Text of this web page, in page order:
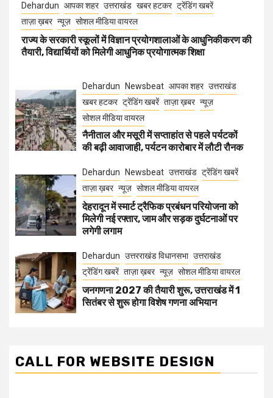
Dehardun आपका शहर उत्तराखंड खबर हटकर ट्रेंडिंग खबरें
ताज़ा ख़बर न्यूज़ सोशल मीडिया वायरल
राज्य के सरकारी स्कूलों में विज्ञान प्रयोगशालाओं के आधुनिकीकरण की
तैयारी, विद्यार्थियों को मिलेगी आधुनिक प्रयोगात्मक शिक्षा
Dehardun Newsbeat आपका शहर उत्तराखंड
खबर हटकर ट्रेंडिंग खबरें ताज़ा ख़बर न्यूज़
सोशल मीडिया वायरल
नैनीताल और मसूरी में सप्ताहांत से पहले पर्यटकों
की बढ़ी आवाजाही, पर्यटन कारोबार में लौटी रौनक
Dehardun Newsbeat उत्तराखंड ट्रेंडिंग खबरें
ताज़ा ख़बर न्यूज़ सोशल मीडिया वायरल
देहरादून में स्मार्ट ट्रैफिक प्रबंधन परियोजना को
मिलेगी नई रफ्तार, जाम और सड़क दुर्घटनाओं पर
लगेगी लगाम
Dehardun उत्तरराखंड विधानसभा उत्तराखंड
ट्रेंडिंग खबरें ताज़ा ख़बर न्यूज़ सोशल मीडिया वायरल
जनगणना 2027 की तैयारी शुरू, उत्तराखंड में 1
सितंबर से शुरू होगा विशेष गणना अभियान
CALL FOR WEBSITE DESIGN